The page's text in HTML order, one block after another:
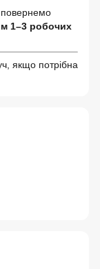
повернемо
1–3 робочих
якщо потрібна